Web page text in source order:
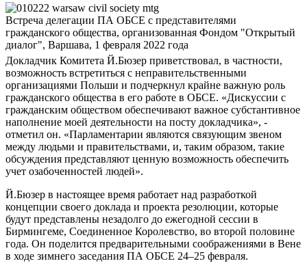
Встреча делегации ПА ОБСЕ с представителями
гражданского общества, организованная Фондом "Открытый
диалог", Варшава, 1 февраля 2022 года
Докладчик Комитета Й.Бюзер приветствовал, в частности,
возможность встретиться с неправительственными
организациями Польши и подчеркнул крайне важную роль
гражданского общества в его работе в ОБСЕ. «Дискуссии с
гражданским обществом обеспечивают важное субстантивное
наполнение моей деятельности на посту докладчика», -
отметил он. «Парламентарии являются связующим звеном
между людьми и правительствами, и, таким образом, такие
обсуждения представляют ценную возможность обеспечить
учет озабоченностей людей».
Й.Бюзер в настоящее время работает над разработкой
концепции своего доклада и проекта резолюции, которые
будут представлены незадолго до ежегодной сессии в
Бирмингеме, Соединенное Королевство, во второй половине
года. Он поделится предварительными соображениями в Вене
в ходе зимнего заседания ПА ОБСЕ 24–25 февраля.